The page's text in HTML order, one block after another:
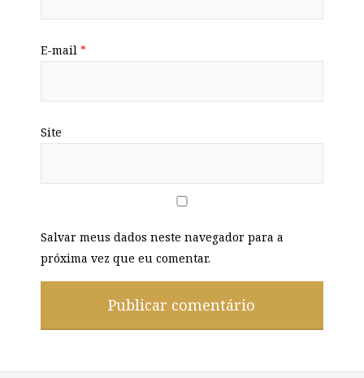
E-mail *
Site
Salvar meus dados neste navegador para a
próxima vez que eu comentar.